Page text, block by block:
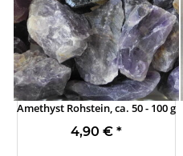
Amethyst Rohstein, ca. 50 - 100 g
4,90 € *